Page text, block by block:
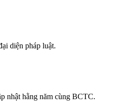
diện pháp luật.
nhật hằng năm cùng BCTC.